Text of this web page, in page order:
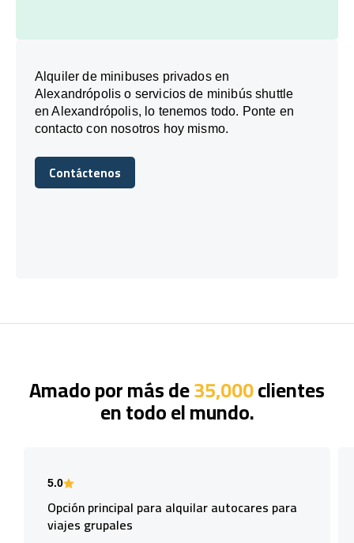
Alquiler de minibuses privados en
Alexandrópolis o servicios de minibús shuttle
en Alexandrópolis, lo tenemos todo. Ponte en
contacto con nosotros hoy mismo.
Contáctenos
Contáctenos
Amado por más de35,000clientes
en todo el mundo.
5.0
Opción principal para alquilar autocares para
viajes grupales